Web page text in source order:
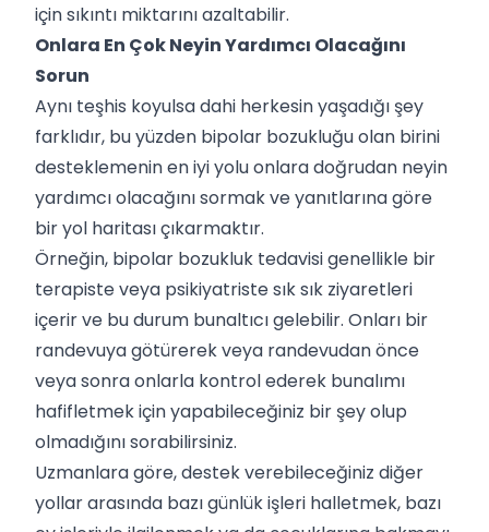
için sıkıntı miktarını azaltabilir.
Onlara En Çok Neyin Yardımcı Olacağını
Sorun
Aynı teşhis koyulsa dahi herkesin yaşadığı şey
farklıdır, bu yüzden bipolar bozukluğu olan birini
desteklemenin en iyi yolu onlara doğrudan neyin
yardımcı olacağını sormak ve yanıtlarına göre
bir yol haritası çıkarmaktır.
Örneğin, bipolar bozukluk tedavisi genellikle bir
terapiste veya psikiyatriste sık sık ziyaretleri
içerir ve bu durum bunaltıcı gelebilir. Onları bir
randevuya götürerek veya randevudan önce
veya sonra onlarla kontrol ederek bunalımı
hafifletmek için yapabileceğiniz bir şey olup
olmadığını sorabilirsiniz.
Uzmanlara göre, destek verebileceğiniz diğer
yollar arasında bazı günlük işleri halletmek, bazı